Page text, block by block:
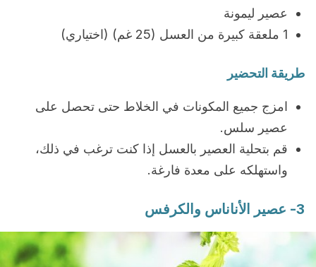
عصير ليمونة
1 ملعقة كبيرة من العسل (25 غم) (اختياري)
طريقة التحضير
امزج جميع المكونات في الخلاط حتى تحصل على
عصير سلس.
قم بتحلية العصير بالعسل إذا كنت ترغب في ذلك،
واستهلكه على معدة فارغة.
3- عصير الأناناس والكرفس